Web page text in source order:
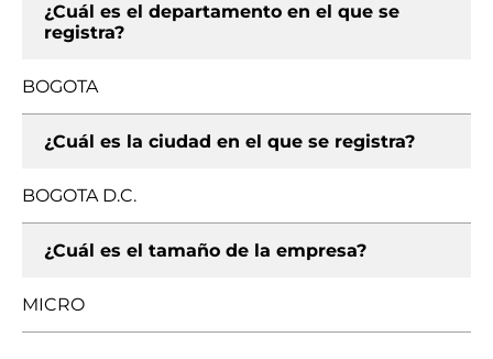
¿Cuál es el departamento en el que se
registra?
BOGOTA
¿Cuál es la ciudad en el que se registra?
BOGOTA D.C.
¿Cuál es el tamaño de la empresa?
MICRO